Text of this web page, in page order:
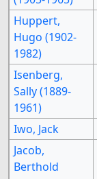
Huppert,
Hugo (1902-
1982)
Isenberg,
Sally (1889-
1961)
Iwo, Jack
Jacob,
Berthold